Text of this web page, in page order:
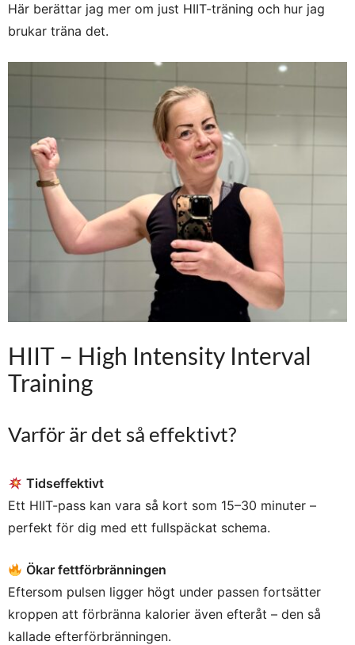
Här berättar jag mer om just HIIT-träning och hur jag
brukar träna det.
HIIT – High Intensity Interval
Training
Varför är det så effektivt?
Tidseffektivt
Ett HIIT-pass kan vara så kort som 15–30 minuter –
perfekt för dig med ett fullspäckat schema.
Ökar fettförbränningen
Eftersom pulsen ligger högt under passen fortsätter
kroppen att förbränna kalorier även efteråt – den så
kallade efterförbränningen.